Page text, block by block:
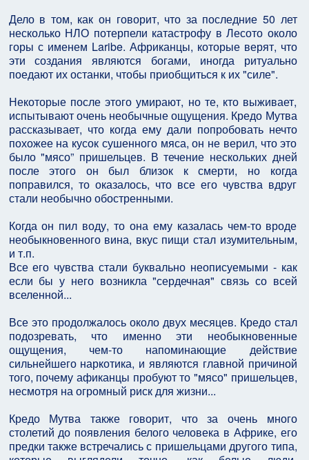
Дело в том, как он говорит, что за последние 50 лет
несколько НЛО потерпели катастрофу в Лесото около
горы с именем Laribe. Африканцы, которые верят, что
эти создания являются богами, иногда ритуально
поедают их останки, чтобы приобщиться к их "силе".
Некоторые после этого умирают, но те, кто выживает,
испытывают очень необычные ощущения. Кредо Мутва
рассказывает, что когда ему дали попробовать нечто
похожее на кусок сушенного мяса, он не верил, что это
было "мясо” пришельцев. В течение нескольких дней
после этого он был близок к смерти, но когда
поправился, то оказалось, что все его чувства вдруг
стали необычно обостренными.
Когда он пил воду, то она ему казалась чем-то вроде
необыкновенного вина, вкус пищи стал изумительным,
и т.п.
Все его чувства стали буквально неописуемыми - как
если бы у него возникла "сердечная" связь со всей
вселенной...
Все это продолжалось около двух месяцев. Кредо стал
подозревать, что именно эти необыкновенные
ощущения, чем-то напоминающие действие
сильнейшего наркотика, и являются главной причиной
того, почему афиканцы пробуют то "мясо" пришельцев,
несмотря на огромный риск для жизни...
Кредо Мутва также говорит, что за очень много
столетий до появления белого человека в Африке, его
предки также встречались с пришельцами другого типа,